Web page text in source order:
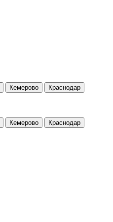
Кемерово
Краснодар
Кемерово
Краснодар